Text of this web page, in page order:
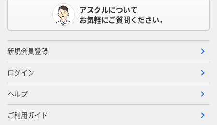
アスクルについて
お気軽にご質問ください。
新規会員登録
ログイン
ヘルプ
ご利用ガイド